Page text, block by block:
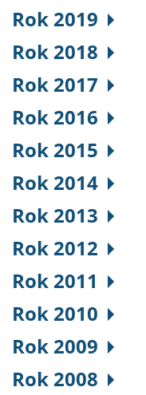
Rok 2019
Rok 2018
Rok 2017
Rok 2016
Rok 2015
Rok 2014
Rok 2013
Rok 2012
Rok 2011
Rok 2010
Rok 2009
Rok 2008